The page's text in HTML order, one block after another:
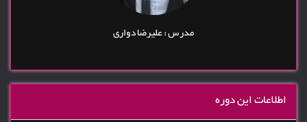
مدرس : علیرضا دواری
اطلاعات این دوره